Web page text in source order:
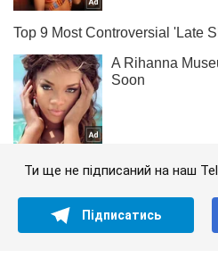
Ти ще не підписаний на наш
Підписатись